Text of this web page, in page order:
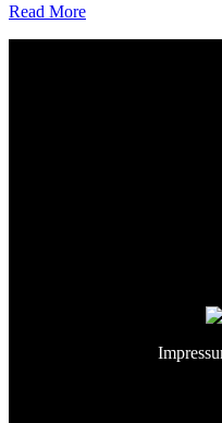
Read More